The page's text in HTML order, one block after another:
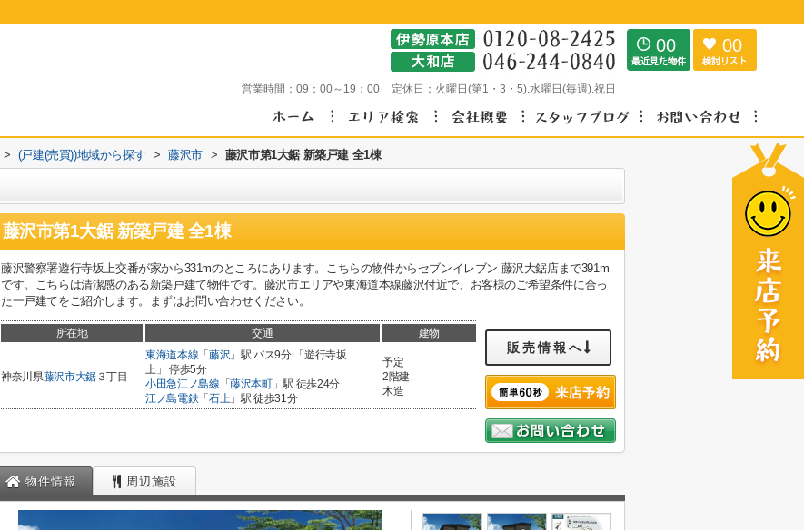
営業時間： 09：00～19：00 定休日： 火曜日(第1・3・5).水曜日(毎週).祝日
00 00
> (戸建(売買))地域から探す > 藤沢市 > 藤沢市第1大鋸 新築戸建 全1棟
藤沢市第1大鋸 新築戸建 全1棟
藤沢警察署遊行寺坂上交番が家から331mのところにあります。こちらの物件からセブンイレブン 藤沢大鋸店まで391m
です。こちらは清潔感のある新築戸建て物件です。藤沢市エリアや東海道本線藤沢付近で、お客様のご希望条件に合っ
た一戸建てをご紹介します。まずはお問い合わせください。
所在地 交通 建物
神奈川県藤沢市大鋸３丁目
東海道本線 「 藤沢 」駅 バス9分 「遊行寺坂
上」 停歩5分
小田急江ノ島線 「藤沢本町」駅 徒歩24分
江ノ島電鉄「 石上」駅 徒歩31分
予定
2階建
木造
販売情報へ
物件情報 周辺施設